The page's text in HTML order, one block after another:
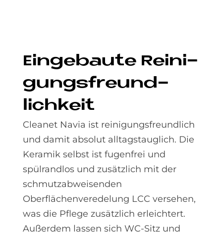
Ein­ge­bau­te Rei­ni­
gungs­freund­
lich­keit
Cleanet Navia ist reinigungsfreundlich
und damit absolut alltagstauglich. Die
Keramik selbst ist fugenfrei und
spülrandlos und zusätzlich mit der
schmutzabweisenden
Oberflächenveredelung LCC versehen,
was die Pflege zusätzlich erleichtert.
Außerdem lassen sich WC-Sitz und